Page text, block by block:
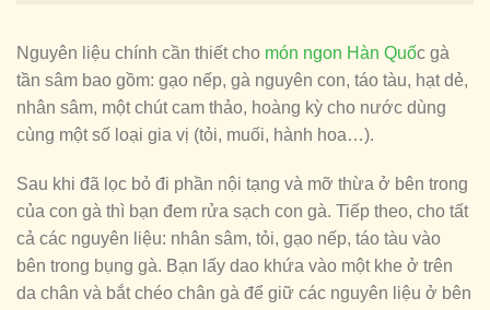
Nguyên liệu chính cần thiết cho món ngon Hàn Quốc gà
tần sâm bao gồm: gạo nếp, gà nguyên con, táo tàu, hạt dẻ,
nhân sâm, một chút cam thảo, hoàng kỳ cho nước dùng
cùng một số loại gia vị (tỏi, muối, hành hoa…).
Sau khi đã lọc bỏ đi phần nội tạng và mỡ thừa ở bên trong
của con gà thì bạn đem rửa sạch con gà. Tiếp theo, cho tất
cả các nguyên liệu: nhân sâm, tỏi, gạo nếp, táo tàu vào
bên trong bụng gà. Bạn lấy dao khứa vào một khe ở trên
da chân và bắt chéo chân gà để giữ các nguyên liệu ở bên